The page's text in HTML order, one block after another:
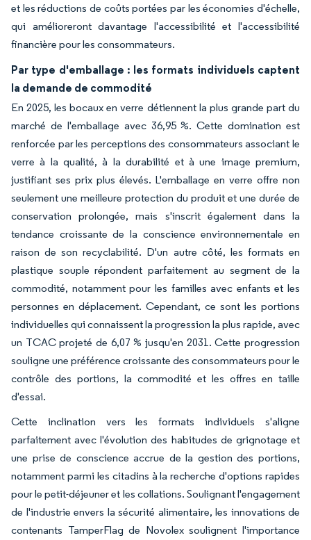
et les réductions de coûts portées par les économies d'échelle,
qui amélioreront davantage l'accessibilité et l'accessibilité
financière pour les consommateurs.
Par type d'emballage : les formats individuels captent
la demande de commodité
En 2025, les bocaux en verre détiennent la plus grande part du
marché de l'emballage avec 36,95 %. Cette domination est
renforcée par les perceptions des consommateurs associant le
verre à la qualité, à la durabilité et à une image premium,
justifiant ses prix plus élevés. L'emballage en verre offre non
seulement une meilleure protection du produit et une durée de
conservation prolongée, mais s'inscrit également dans la
tendance croissante de la conscience environnementale en
raison de son recyclabilité. D'un autre côté, les formats en
plastique souple répondent parfaitement au segment de la
commodité, notamment pour les familles avec enfants et les
personnes en déplacement. Cependant, ce sont les portions
individuelles qui connaissent la progression la plus rapide, avec
un TCAC projeté de 6,07 % jusqu'en 2031. Cette progression
souligne une préférence croissante des consommateurs pour le
contrôle des portions, la commodité et les offres en taille
d'essai.
Cette inclination vers les formats individuels s'aligne
parfaitement avec l'évolution des habitudes de grignotage et
une prise de conscience accrue de la gestion des portions,
notamment parmi les citadins à la recherche d'options rapides
pour le petit-déjeuner et les collations. Soulignant l'engagement
de l'industrie envers la sécurité alimentaire, les innovations de
contenants TamperFlag de Novolex soulignent l'importance